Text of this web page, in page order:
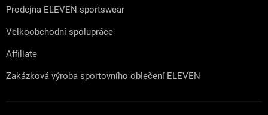
Prodejna ELEVEN sportswear
Velkoobchodní spolupráce
Affiliate
Zakázková výroba sportovního oblečení ELEVEN